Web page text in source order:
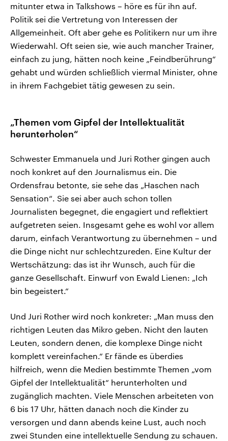
mitunter etwa in Talkshows – höre es für ihn auf.
Politik sei die Vertretung von Interessen der
Allgemeinheit. Oft aber gehe es Politikern nur um ihre
Wiederwahl. Oft seien sie, wie auch mancher Trainer,
einfach zu jung, hätten noch keine „Feindberührung“
gehabt und würden schließlich viermal Minister, ohne
in ihrem Fachgebiet tätig gewesen zu sein.
„Themen vom Gipfel der Intellektualität
herunterholen“
Schwester Emmanuela und Juri Rother gingen auch
noch konkret auf den Journalismus ein. Die
Ordensfrau betonte, sie sehe das „Haschen nach
Sensation“. Sie sei aber auch schon tollen
Journalisten begegnet, die engagiert und reflektiert
aufgetreten seien. Insgesamt gehe es wohl vor allem
darum, einfach Verantwortung zu übernehmen – und
die Dinge nicht nur schlechtzureden. Eine Kultur der
Wertschätzung: das ist ihr Wunsch, auch für die
ganze Gesellschaft. Einwurf von Ewald Lienen: „Ich
bin begeistert.“
Und Juri Rother wird noch konkreter: „Man muss den
richtigen Leuten das Mikro geben. Nicht den lauten
Leuten, sondern denen, die komplexe Dinge nicht
komplett vereinfachen.“ Er fände es überdies
hilfreich, wenn die Medien bestimmte Themen „vom
Gipfel der Intellektualität“ herunterholten und
zugänglich machten. Viele Menschen arbeiteten von
6 bis 17 Uhr, hätten danach noch die Kinder zu
versorgen und dann abends keine Lust, auch noch
zwei Stunden eine intellektuelle Sendung zu schauen.